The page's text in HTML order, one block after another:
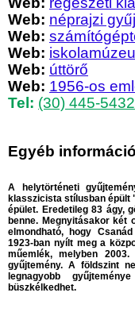
Web: néprajzi
Web:
Web:
Web: úttörő
Web: 1956-os
Tel: (30) 445-5432
Egyéb
A
helytörténeti
klasszicista stílusban épült
épület. Eredetileg 83 ágy,
benne. Megnyitásakor két
elmondható, hogy
1923-ban nyílt meg a
műemlék, melyben
gyűjtemény. A földszint
legnagyobb
büszkélkedhet.